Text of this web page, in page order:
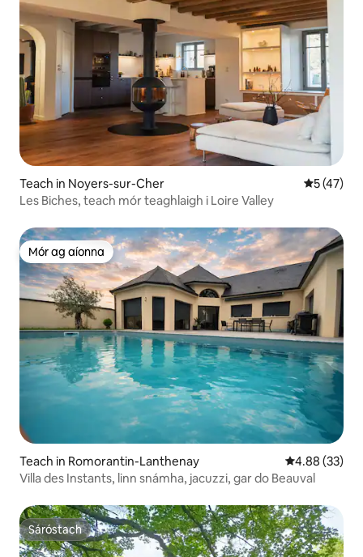
Teach in Noyers-sur-Cher
5 (47)
Les Biches, teach mór teaghlaigh i Loire Valley
Mór ag aíonna
Mór ag aíonna
Teach in Romorantin-Lanthenay Meánrátáil
4.88 (33)
Villa des Instants, linn snámha, jacuzzi, gar do Beauval
Sáróstach
Sáróstach